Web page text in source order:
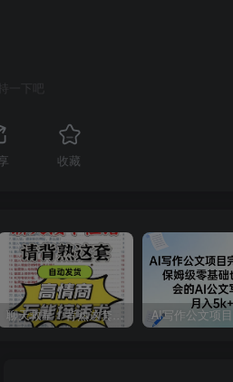
一下吧
收藏
聊天救星！背熟这套高情商万能接话术